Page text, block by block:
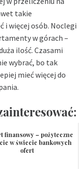
takie
i więcej osób. Noclegi
w górach –
ilość. Czasami
wybrać, bo tak
mieć więcej do
finansowy – pożyteczne
w świecie bankowych
ofert